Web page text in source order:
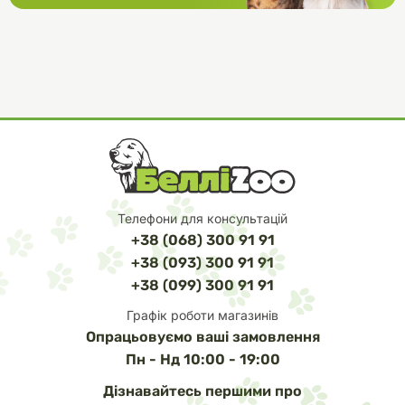
Телефони для консультацій
+38 (068) 300 91 91
+38 (093) 300 91 91
+38 (099) 300 91 91
Графік роботи магазинів
Опрацьовуємо ваші замовлення
Пн - Нд 10:00 - 19:00
Дізнавайтесь першими про